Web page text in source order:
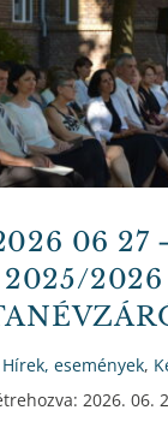
események
06 27
2025/2026
Hírek, események,
2026. 06.